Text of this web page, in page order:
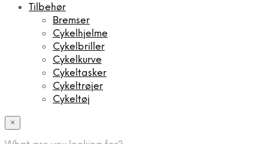
Tilbehør
Bremser
Cykelhjelme
Cykelbriller
Cykelkurve
Cykeltasker
Cykeltrøjer
Cykeltøj
×